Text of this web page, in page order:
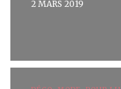
2 MARS 2019